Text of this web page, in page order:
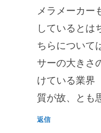
メラメーカー
しているとは
ちらについて
サーの大きさ
けている業界
質が故、とも
返信